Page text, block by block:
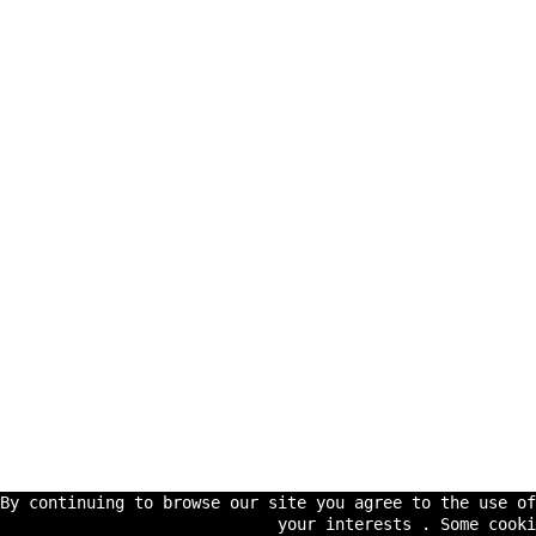
By continuing to browse our site you agree to the
your interests . Some